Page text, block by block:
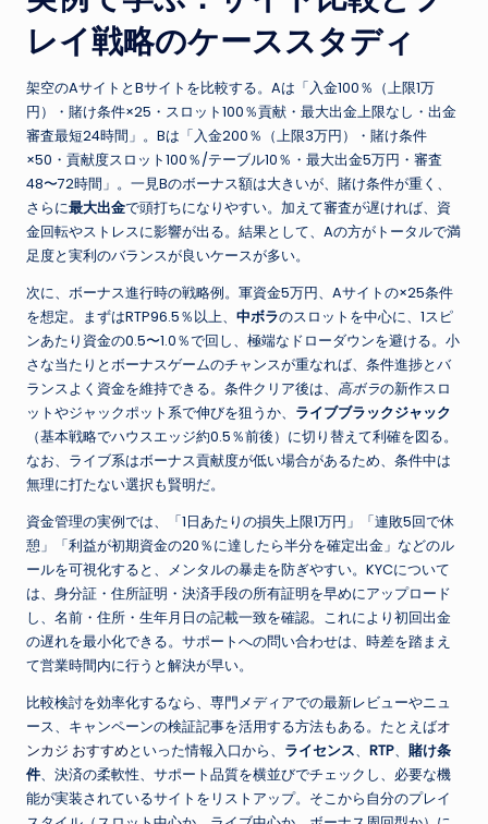
レイ戦略のケーススタディ
架空のAサイトとBサイトを比較する。Aは「入金100％（上限1万
円）・賭け条件×25・スロット100％貢献・最大出金上限なし・出金
審査最短24時間」。Bは「入金200％（上限3万円）・賭け条件
×50・貢献度スロット100％/テーブル10％・最大出金5万円・審査
48〜72時間」。一見Bのボーナス額は大きいが、賭け条件が重く、
さらに最大出金で頭打ちになりやすい。加えて審査が遅ければ、資
金回転やストレスに影響が出る。結果として、Aの方がトータルで満
足度と実利のバランスが良いケースが多い。
次に、ボーナス進行時の戦略例。軍資金5万円、Aサイトの×25条件
を想定。まずはRTP96.5％以上、 中ボラのスロットを中心に、1スピ
ンあたり資金の0.5〜1.0％で回し、極端なドローダウンを避ける。小
さな当たりとボーナスゲームのチャンスが重なれば、条件進捗とバ
ランスよく資金を維持できる。条件クリア後は、 高ボラの新作スロ
ットやジャックポット系で伸びを狙うか、 ライブブラックジャック
（基本戦略でハウスエッジ約0.5％前後）に切り替えて利確を図る。
なお、ライブ系はボーナス貢献度が低い場合があるため、条件中は
無理に打たない選択も賢明だ。
資金管理の実例では、「1日あたりの損失上限1万円」「連敗5回で休
憩」「利益が初期資金の20％に達したら半分を確定出金」などのル
ールを可視化すると、メンタルの暴走を防ぎやすい。KYCについて
は、身分証・住所証明・決済手段の所有証明を早めにアップロード
し、名前・住所・生年月日の記載一致を確認。これにより初回出金
の遅れを最小化できる。サポートへの問い合わせは、時差を踏まえ
て営業時間内に行うと解決が早い。
比較検討を効率化するなら、専門メディアでの最新レビューやニュ
ース、キャンペーンの検証記事を活用する方法もある。たとえばオ
ンカジ おすすめといった情報入口から、 ライセンス、 RTP、 賭け条
件、決済の柔軟性、サポート品質を横並びでチェックし、必要な機
能が実装されているサイトをリストアップ。そこから自分のプレイ